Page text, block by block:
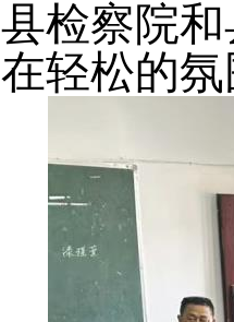
县检察院
在轻松的